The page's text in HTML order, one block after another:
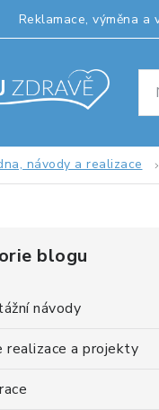
Reklamace, výměna a
návody a realizace
blogu
návody
realizace a projekty